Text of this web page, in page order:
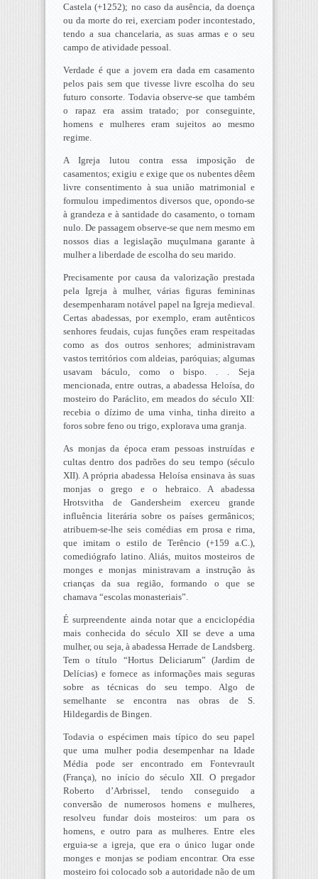
Castela (+1252); no caso da ausência, da doença
ou da morte do rei, exerciam poder incontestado,
tendo a sua chancelaria, as suas armas e o seu
campo de atividade pessoal.
Verdade é que a jovem era dada em casamento
pelos pais sem que tivesse livre escolha do seu
futuro consorte. Todavia observe-se que também
o rapaz era assim tratado; por conseguinte,
homens e mulheres eram sujeitos ao mesmo
regime.
A Igreja lutou contra essa imposição de
casamentos; exigiu e exige que os nubentes dêem
livre consentimento à sua união matrimonial e
formulou impedimentos diversos que, opondo-se
à grandeza e à santidade do casamento, o tornam
nulo. De passagem observe-se que nem mesmo em
nossos dias a legislação muçulmana garante à
mulher a liberdade de escolha do seu marido.
Precisamente por causa da valorização prestada
pela Igreja à mulher, várias figuras femininas
desempenharam notável papel na Igreja medieval.
Certas abadessas, por exemplo, eram autênticos
senhores feudais, cujas funções eram respeitadas
como as dos outros senhores; administravam
vastos territórios com aldeias, paróquias; algumas
usavam báculo, como o bispo. . . Seja
mencionada, entre outras, a abadessa Heloísa, do
mosteiro do Paráclito, em meados do século XII:
recebia o dízimo de uma vinha, tinha direito a
foros sobre feno ou trigo, explorava uma granja.
As monjas da época eram pessoas instruídas e
cultas dentro dos padrões do seu tempo (século
XII). A própria abadessa Heloísa ensinava às suas
monjas o grego e o hebraico. A abadessa
Hrotsvitha de Gandersheim exerceu grande
influência literária sobre os países germânicos;
atribuem-se-lhe seis comédias em prosa e rima,
que imitam o estilo de Terêncio (+159 a.C.),
comediógrafo latino. Aliás, muitos mosteiros de
monges e monjas ministravam a instrução às
crianças da sua região, formando o que se
chamava “escolas monasteriais”.
É surpreendente ainda notar que a enciclopédia
mais conhecida do século XII se deve a uma
mulher, ou seja, à abadessa Herrade de Landsberg.
Tem o título “Hortus Deliciarum” (Jardim de
Delícias) e fornece as informações mais seguras
sobre as técnicas do seu tempo. Algo de
semelhante se encontra nas obras de S.
Hildegardis de Bingen.
Todavia o espécimen mais típico do seu papel
que uma mulher podia desempenhar na Idade
Média pode ser encontrado em Fontevrault
(França), no início do século XII. O pregador
Roberto d’Arbrissel, tendo conseguido a
conversão de numerosos homens e mulheres,
resolveu fundar dois mosteiros: um para os
homens, e outro para as mulheres. Entre eles
erguia-se a igreja, que era o único lugar onde
monges e monjas se podiam encontrar. Ora esse
mosteiro foi colocado sob a autoridade não de um